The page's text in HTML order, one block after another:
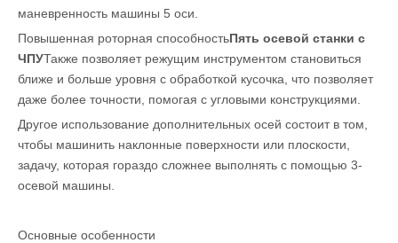
маневренность машины 5 оси.
Повышенная роторная способностьПять осевой станки с
ЧПУТакже позволяет режущим инструментом становиться
ближе и больше уровня с обработкой кусочка, что позволяет
даже более точности, помогая с угловыми конструкциями.
Другое использование дополнительных осей состоит в том,
чтобы машинить наклонные поверхности или плоскости,
задачу, которая гораздо сложнее выполнять с помощью 3-
осевой машины.
Основные особенности